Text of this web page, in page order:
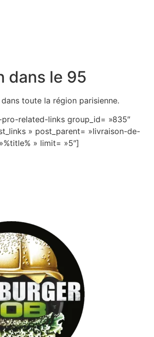
dans le 95
toute la région parisienne.
related-links group_id= »835″
» post_parent= »livraison-de-
» limit= »5″]